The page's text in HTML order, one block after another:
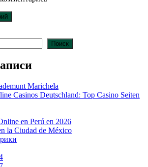
Поиск
Marichela
Casinos Deutschland: Top Casino Seiten
en Perú en 2026
la Ciudad de México